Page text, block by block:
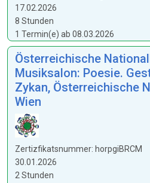
17.02.2026
8 Stunden
1 Termin(e) ab 08.03.2026
Österreichische
Musiksalon: Poesie.
Zykan, Österreichische
Wien
Zertizfikatsnummer: horpgiBRCM
30.01.2026
2 Stunden